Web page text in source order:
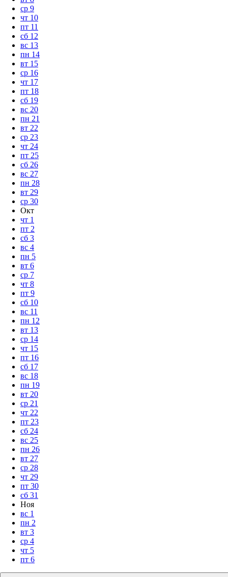
ср 9
чт 10
пт 11
сб 12
вс 13
пн 14
вт 15
ср 16
чт 17
пт 18
сб 19
вс 20
пн 21
вт 22
ср 23
чт 24
пт 25
сб 26
вс 27
пн 28
вт 29
ср 30
Окт
чт 1
пт 2
сб 3
вс 4
пн 5
вт 6
ср 7
чт 8
пт 9
сб 10
вс 11
пн 12
вт 13
ср 14
чт 15
пт 16
сб 17
вс 18
пн 19
вт 20
ср 21
чт 22
пт 23
сб 24
вс 25
пн 26
вт 27
ср 28
чт 29
пт 30
сб 31
Ноя
вс 1
пн 2
вт 3
ср 4
чт 5
пт 6